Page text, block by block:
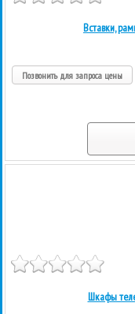
Вставки,
Позвонить для запроса цены
Шкафы